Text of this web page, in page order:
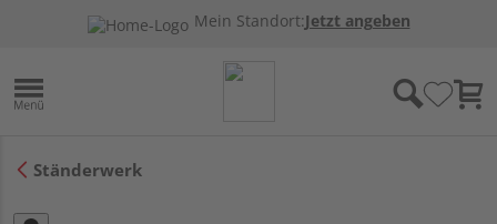
Mein Standort:Jetzt angeben
Ständerwerk